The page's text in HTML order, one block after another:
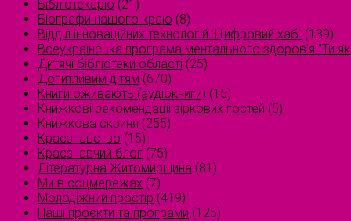
Бібліотекарю (21)
Біографи нашого краю (8)
Відділ інноваційних технологій. Цифровий хаб. (139)
Всеукраїнська програма ментального здоров'я "Ти
Дитячі бібліотеки області (25)
Допитливим дітям (670)
Книги оживають (аудіокниги) (15)
Книжкові рекомендації зіркових гостей (5)
Книжкова скриня (255)
Краєзнавство (15)
Краєзнавчий блог (75)
Літературна Житомирщина (81)
Ми в соцмережах (7)
Молодіжний простір (419)
Наші проєкти та програми (125)